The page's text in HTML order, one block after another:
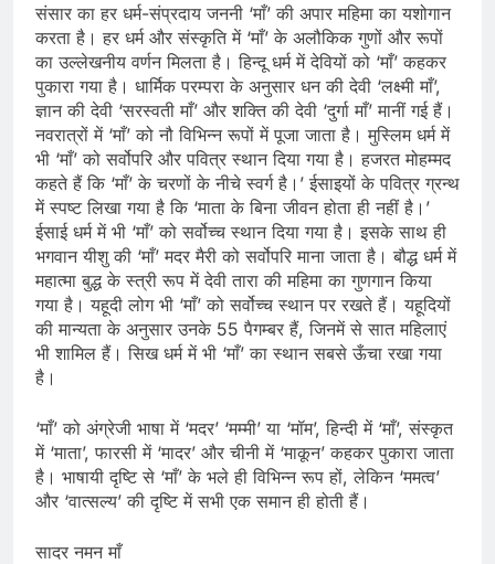
संसार का हर धर्म-संप्रदाय जननी ‘माँ’ की अपार महिमा का यशोगान
करता है। हर धर्म और संस्कृति में ‘माँ’ के अलौकिक गुणों और रूपों
का उल्लेखनीय वर्णन मिलता है। हिन्दू धर्म में देवियों को ‘माँ’ कहकर
पुकारा गया है। धार्मिक परम्परा के अनुसार धन की देवी ‘लक्ष्मी माँ’,
ज्ञान की देवी ‘सरस्वती माँ’ और शक्ति की देवी ‘दुर्गा माँ’ मानीं गई हैं।
नवरात्रों में ‘माँ’ को नौ विभिन्न रूपों में पूजा जाता है। मुस्लिम धर्म में
भी ‘माँ’ को सर्वोपरि और पवित्र स्थान दिया गया है। हजरत मोहम्मद
कहते हैं कि ‘माँ’ के चरणों के नीचे स्वर्ग है।’ ईसाइयों के पवित्र ग्रन्थ
में स्पष्ट लिखा गया है कि ‘माता के बिना जीवन होता ही नहीं है।’
ईसाई धर्म में भी ‘माँ’ को सर्वोच्च स्थान दिया गया है। इसके साथ ही
भगवान यीशु की ‘माँ’ मदर मैरी को सर्वोपरि माना जाता है। बौद्ध धर्म में
महात्मा बुद्ध के स्त्री रूप में देवी तारा की महिमा का गुणगान किया
गया है। यहूदी लोग भी ‘माँ’ को सर्वोच्च स्थान पर रखते हैं। यहूदियों
की मान्यता के अनुसार उनके 55 पैगम्बर हैं, जिनमें से सात महिलाएं
भी शामिल हैं। सिख धर्म में भी ‘माँ’ का स्थान सबसे ऊँचा रखा गया
है।
‘माँ’ को अंग्रेजी भाषा में ‘मदर’ ‘मम्मी’ या ‘मॉम’, हिन्दी में ‘माँ’, संस्कृत
में ‘माता’, फारसी में ‘मादर’ और चीनी में ‘माकून’ कहकर पुकारा जाता
है। भाषायी दृष्टि से ‘माँ’ के भले ही विभिन्न रूप हों, लेकिन ‘ममत्व’
और ‘वात्सल्य’ की दृष्टि में सभी एक समान ही होती हैं।
सादर नमन माँ